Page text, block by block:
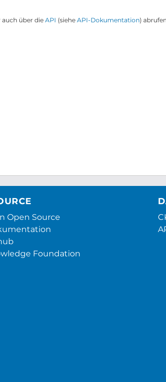
auch über die API (siehe API-Dokumentation)
Open Source
Foundation